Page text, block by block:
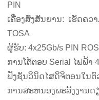
PIN
ເຄື່ອງສົ່ງສັນຍານ: ເຮັດຄວ
TOSA
ຜູ້ຮັບ: 4x25Gb/s PIN
ການໂຕ້ຕອບ Serial ໄຟຟ້າ
ຟັງຊັນວິນິດໄສດິຈິຕອນໃນຕົ
ການສະຫນອງພະລັງງານດ